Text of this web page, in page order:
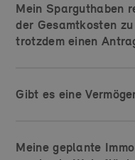
Mein Sparguthaben
der Gesamtkosten
trotzdem einen
Gibt es eine
Meine geplante